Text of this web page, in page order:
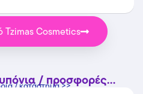
Tzimas Cosmetics
/ προσφορές...
/ κατάστημα >>